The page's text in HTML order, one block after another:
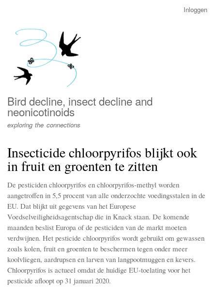
menu
Inloggen
Bird decline, insect decline and
neonicotinoids
exploring the connections
Insecticide chloorpyrifos blijkt ook
in fruit en groenten te zitten
De pesticiden chloorpyrifos en chloorpyrifos-methyl worden
aangetroffen in 5,5 procent van alle onderzochte voedingsstalen in de
EU. Dat blijkt uit gegevens van het Europese
Voedselveiligheidsagentschap die in Knack staan. De komende
maanden beslist Europa of de pesticiden van de markt moeten
verdwijnen. Het pesticide chloorpyrifos wordt gebruikt om gewassen
zoals kolen, fruit en groenten te beschermen tegen onder meer
koolvliegen, aardrupsen en larven van langpootmuggen en kevers.
Chloorpyrifos is actueel omdat de huidige EU-toelating voor het
pesticide afloopt op 31 januari 2020.